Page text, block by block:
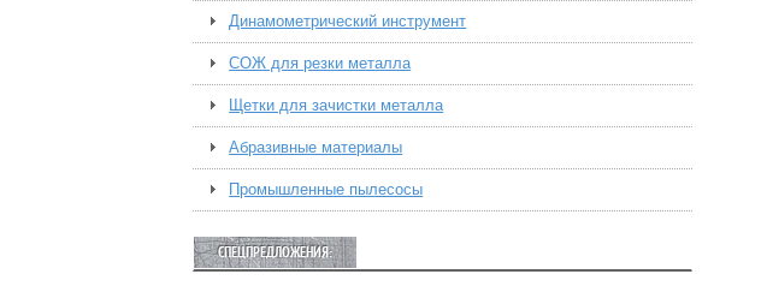
Динамометрический инструмент
СОЖ для резки металла
Щетки для зачистки металла
Абразивные материалы
Промышленные пылесосы
СПЕЦПРЕДЛОЖЕНИЯ: